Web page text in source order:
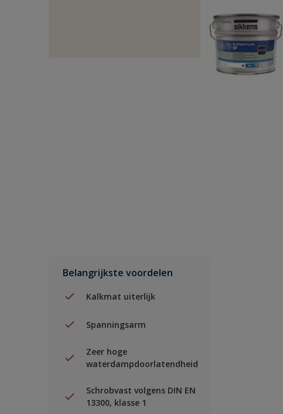
Belangrijkste voordelen
Kalkmat uiterlijk
Spanningsarm
Zeer hoge
waterdampdoorlatendheid
Schrobvast volgens DIN EN
13300, klasse 1